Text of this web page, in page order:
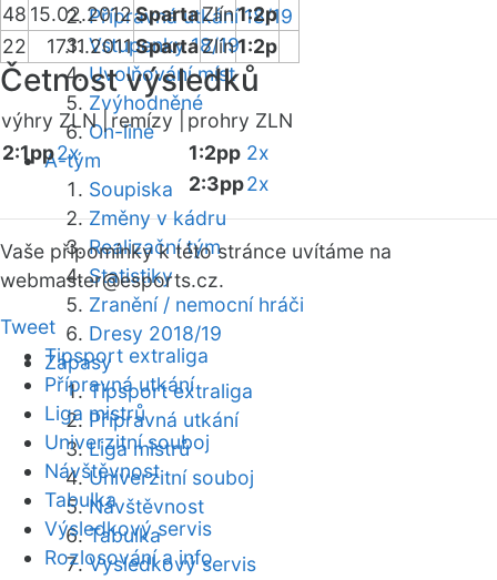
Přípravná utkání 18/19
Vstupenky 18/19
Uvolňování míst
Zvýhodněné
On-line
A-tým
Soupiska
Změny v kádru
Realizační tým
Statistiky
Zranění / nemocní hráči
Dresy 2018/19
Zápasy
Tipsport extraliga
Přípravná utkání
Liga mistrů
Univerzitní souboj
Návštěvnost
Tabulka
Výsledkový servis
48 15.02.2012SpartaZlín1:2p
22
17.11.2011SpartaZlín1:2p
Četnost výsledků
výhry ZLN | remízy |
prohry ZLN
2:1pp2x 1:2pp 2x
2:3pp2x
Vaše připomínky k této stránce uvítáme na
webmaster@esports.cz.
Tweet
Tipsport extraliga
Přípravná utkání
Liga mistrů
Univerzitní souboj
Návštěvnost
Tabulka
Výsledkový servis
Rozlosování a info